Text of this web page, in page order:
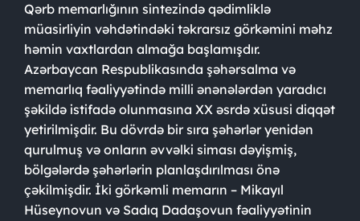
Qərb memarlığının sintezində qədimliklə
müasirliyin vəhdətindəki təkrarsız görkəmini məhz
həmin vaxtlardan almağa başlamışdır.
Azərbaycan Respublikasında şəhərsalma və
memarlıq fəaliyyətində milli ənənələrdən yaradıcı
şəkildə istifadə olunmasına XX əsrdə xüsusi diqqət
yetirilmişdir. Bu dövrdə bir sıra şəhərlər yenidən
qurulmuş və onların əvvəlki siması dəyişmiş,
bölgələrdə şəhərlərin planlaşdırılması önə
çəkilmişdir. İki görkəmli memarın – Mikayıl
Hüseynovun və Sadıq Dadaşovun fəaliyyətinin